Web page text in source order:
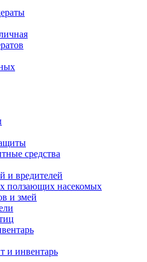
средства
и вредителей
ползающих насекомых
и змей
и инвентарь